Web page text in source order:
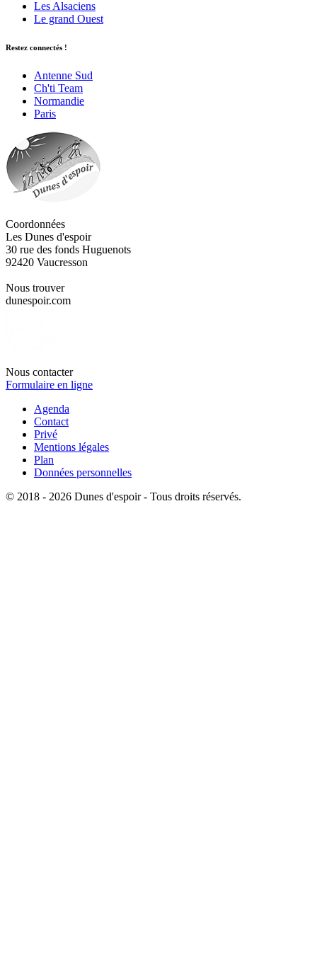
Les Alsaciens
Le grand Ouest
Restez connectés !
Antenne Sud
Ch'ti Team
Normandie
Paris
Coordonnées
Les Dunes d'espoir
30 rue des fonds Huguenots
92420 Vaucresson
Nous trouver
dunespoir.com
Nous contacter
Formulaire en ligne
Agenda
Contact
Privé
Mentions légales
Plan
Données personnelles
© 2018 - 2026 Dunes d'espoir - Tous droits réservés.